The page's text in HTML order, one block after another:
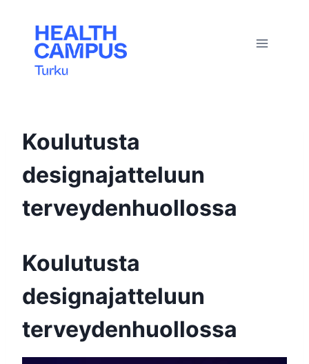
sisältöön
Koulutusta
designajatteluun
terveydenhuollossa
Koulutusta
designajatteluun
terveydenhuollossa